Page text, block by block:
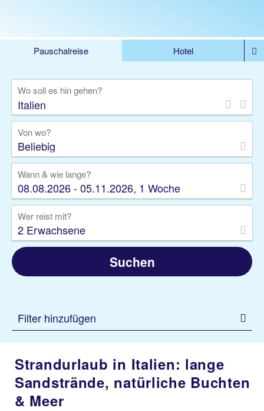
Pauschalreise
Hotel
Rundreise
Kreuzfahrt
Gruppenreise
Camper Privattransfer
Wo soll es hin gehen?
Von wo?
Beliebig
Wann & wie lange?
08.08.2026 - 05.11.2026, 1 Woche
Wer reist mit?
2 Erwachsene
Suchen
Filter hinzufügen
Strandurlaub in Italien: lange
Sandstrände, natürliche Buchten
& Meer